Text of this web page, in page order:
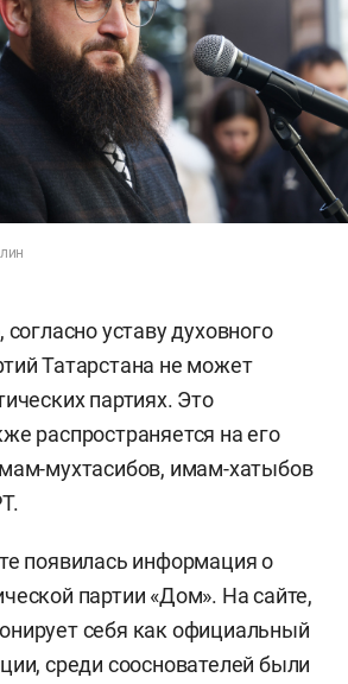
уставу духовного
Татарстана не может
партиях. Это
распространяется на его
мухтасибов, имам-хатыбов
появилась информация о
партии «Дом». На сайте,
себя как официальный
среди сооснователей были